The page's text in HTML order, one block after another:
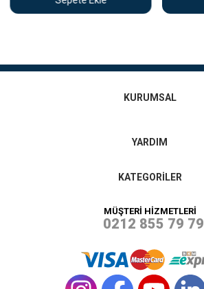
KURUMSAL
YARDIM
KATEGORİLER
MÜŞTERİ HİZMETLERİ
0212 855 79 79